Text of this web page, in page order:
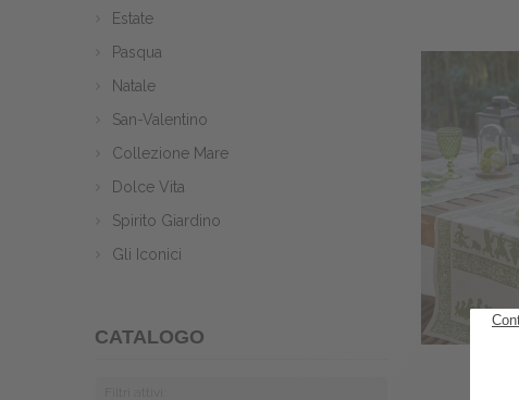
Estate
Pasqua
Natale
San-Valentino
Collezione Mare
Dolce Vita
Spirito Giardino
Gli Iconici
CATALOGO